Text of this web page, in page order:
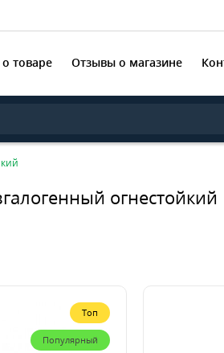
товаре Отзывы о магазине
огнестойкий
Топ
Популярный